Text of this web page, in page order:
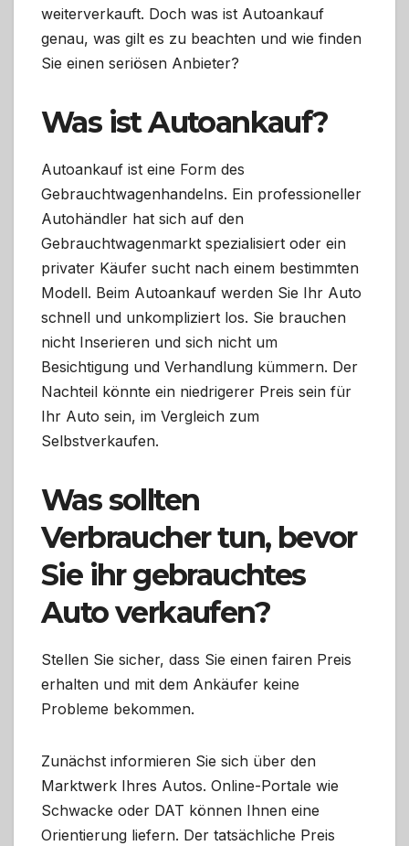
weiterverkauft. Doch was ist Autoankauf
genau, was gilt es zu beachten und wie finden
Sie einen seriösen Anbieter?
Was ist Autoankauf?
Autoankauf ist eine Form des
Gebrauchtwagenhandelns. Ein professioneller
Autohändler hat sich auf den
Gebrauchtwagenmarkt spezialisiert oder ein
privater Käufer sucht nach einem bestimmten
Modell. Beim Autoankauf werden Sie Ihr Auto
schnell und unkompliziert los. Sie brauchen
nicht Inserieren und sich nicht um
Besichtigung und Verhandlung kümmern. Der
Nachteil könnte ein niedrigerer Preis sein für
Ihr Auto sein, im Vergleich zum
Selbstverkaufen.
Was sollten
Verbraucher tun, bevor
Sie ihr gebrauchtes
Auto verkaufen?
Stellen Sie sicher, dass Sie einen fairen Preis
erhalten und mit dem Ankäufer keine
Probleme bekommen.
Zunächst informieren Sie sich über den
Marktwerk Ihres Autos. Online-Portale wie
Schwacke oder DAT können Ihnen eine
Orientierung liefern. Der tatsächliche Preis